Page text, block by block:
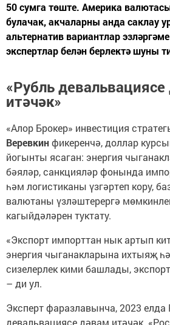
50 сумга төште. Америка
булачак, акчаларны анда саклау
альтернатив вариантлар
экспертлар белән берлектә шуны
«Рубль
итәчәк»
«Алор Брокер» инвестиция
Веревкинфикеренчә, доллар
йогынты ясаган: энергия
бәяләр, санкцияләр фонында
һәм логистиканы үзгәртеп кору,
валютаны үзләштерергә
кагыйдәләрен туктату.
«Экспорт импорттан нык артып
энергия чыганакларына ихтыяҗ
сизелерлек кими башлады,
– ди ул.
Эксперт фаразлавынча, 2023 елда